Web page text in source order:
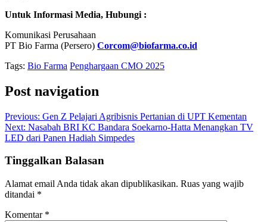
Untuk Informasi Media, Hubungi :
Komunikasi Perusahaan
PT Bio Farma (Persero) Corcom@biofarma.co.id
Tags: Bio Farma Penghargaan CMO 2025
Post navigation
Previous: Gen Z Pelajari Agribisnis Pertanian di UPT Kementan
Next: Nasabah BRI KC Bandara Soekarno-Hatta Menangkan TV
LED dari Panen Hadiah Simpedes
Tinggalkan Balasan
Alamat email Anda tidak akan dipublikasikan. Ruas yang wajib
ditandai *
Komentar *